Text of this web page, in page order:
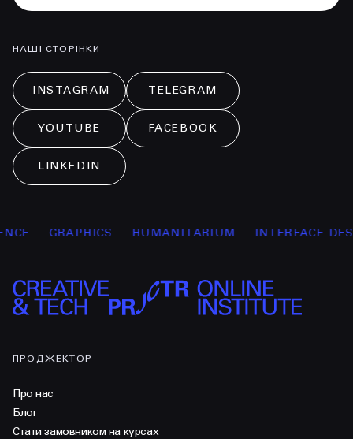
НАШІ СТОРІНКИ
INSTAGRAM TELEGRAM
YOUTUBE FACEBOOK
LINKEDIN
GRAPHICS HUMANITARIUM INTERFACE
ПРОДЖЕКТОР
Про нас
Блог
Стати замовником на курсах